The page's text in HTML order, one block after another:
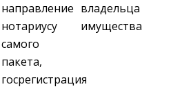
направление
нотариусу
самого
пакета,
госрегистрация
владельца
имущества